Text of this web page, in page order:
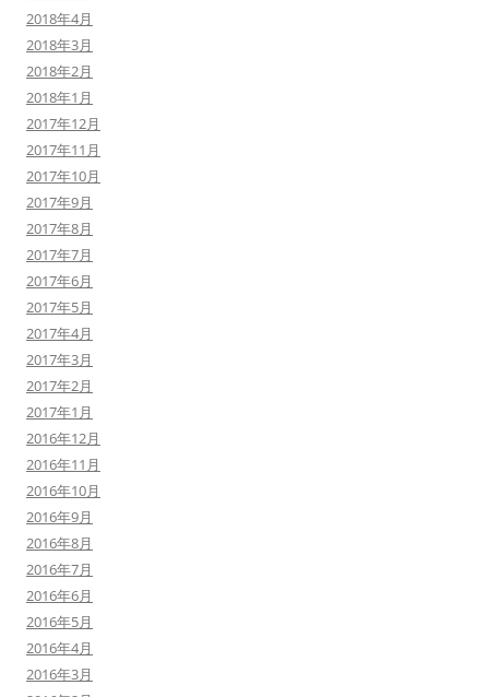
2018年4月
2018年3月
2018年2月
2018年1月
2017年12月
2017年11月
2017年10月
2017年9月
2017年8月
2017年7月
2017年6月
2017年5月
2017年4月
2017年3月
2017年2月
2017年1月
2016年12月
2016年11月
2016年10月
2016年9月
2016年8月
2016年7月
2016年6月
2016年5月
2016年4月
2016年3月